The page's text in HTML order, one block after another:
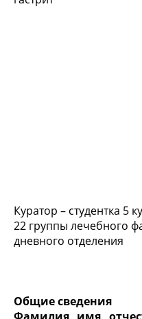
Куратор – студентка 5
22 группы лечебного
дневного отделения
Общие сведения